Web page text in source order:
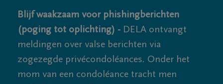
Blijf waakzaam voor phishingberichten
(poging tot oplichting) - DELA ontvangt
meldingen over valse berichten via
zogezegde privécondoléances. Onder het
mom van een condoléance tracht men